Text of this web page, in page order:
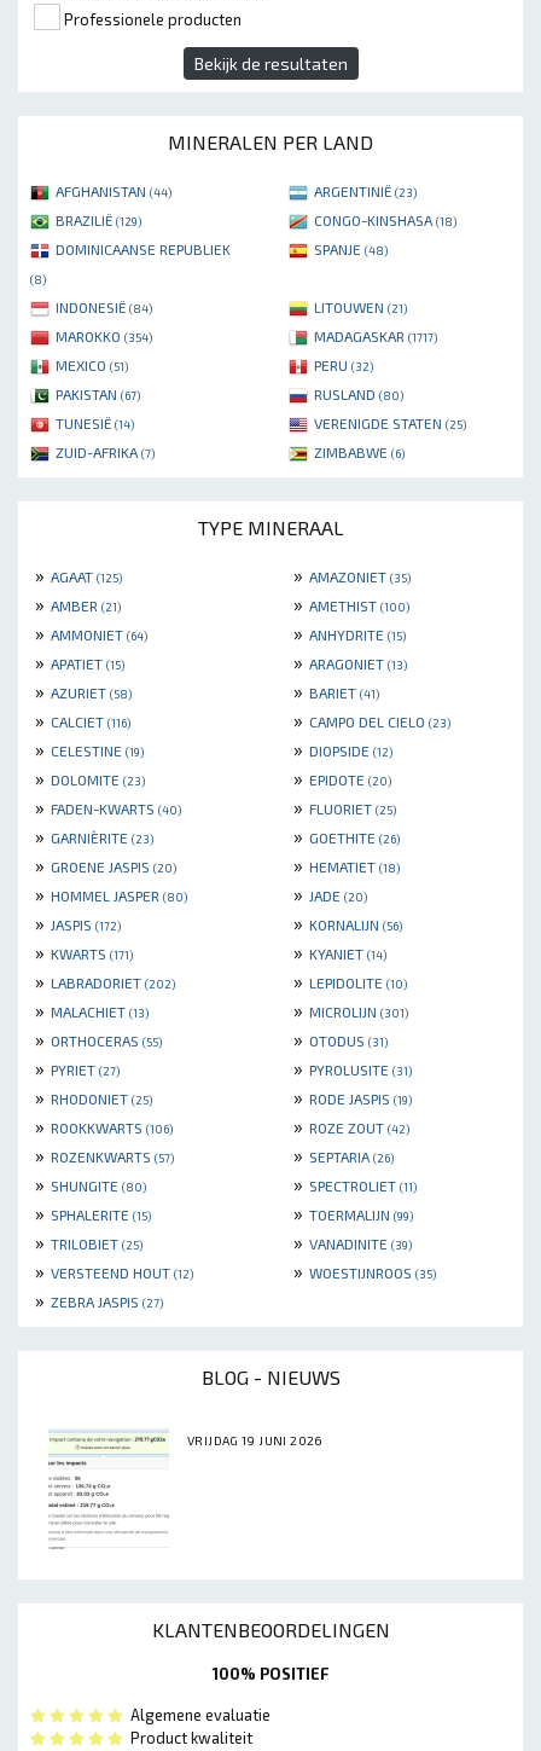
Professionele producten
Bekijk de resultaten
MINERALEN PER LAND
AFGHANISTAN (44) ARGENTINIË (23)
BRAZILIË (129) CONGO-KINSHASA (18)
DOMINICAANSE REPUBLIEK
(8)
SPANJE (48)
INDONESIË (84) LITOUWEN (21)
MAROKKO (354) MADAGASKAR (1717)
MEXICO (51) PERU (32)
PAKISTAN (67) RUSLAND (80)
TUNESIË (14) VERENIGDE STATEN (25)
ZUID-AFRIKA (7) ZIMBABWE (6)
TYPE MINERAAL
» AGAAT (125) » AMAZONIET (35)
» AMBER (21) » AMETHIST (100)
» AMMONIET (64) » ANHYDRITE (15)
» APATIET (15) » ARAGONIET (13)
» AZURIET (58) » BARIET (41)
» CALCIET (116) » CAMPO DEL CIELO (23)
» CELESTINE (19) » DIOPSIDE (12)
» DOLOMITE (23) » EPIDOTE (20)
» FADEN-KWARTS (40) » FLUORIET (25)
» GARNIÈRITE (23) » GOETHITE (26)
» GROENE JASPIS (20) » HEMATIET (18)
» HOMMEL JASPER (80) » JADE (20)
» JASPIS (172) » KORNALIJN (56)
» KWARTS (171) » KYANIET (14)
» LABRADORIET (202) » LEPIDOLITE (10)
» MALACHIET (13) » MICROLIJN (301)
» ORTHOCERAS (55) » OTODUS (31)
» PYRIET (27) » PYROLUSITE (31)
» RHODONIET (25) » RODE JASPIS (19)
» ROOKKWARTS (106) » ROZE ZOUT (42)
» ROZENKWARTS (57) » SEPTARIA (26)
» SHUNGITE (80) » SPECTROLIET (11)
» SPHALERITE (15) » TOERMALIJN (99)
» TRILOBIET (25) » VANADINITE (39)
» VERSTEEND HOUT (12) » WOESTIJNROOS (35)
» ZEBRA JASPIS (27)
BLOG - NIEUWS
VRIJDAG 19 JUNI 2026
KLANTENBEOORDELINGEN
100% POSITIEF
Algemene evaluatie
Product kwaliteit